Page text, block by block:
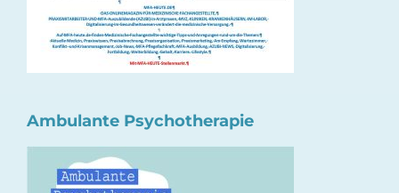
Ambulante Psychotherapie